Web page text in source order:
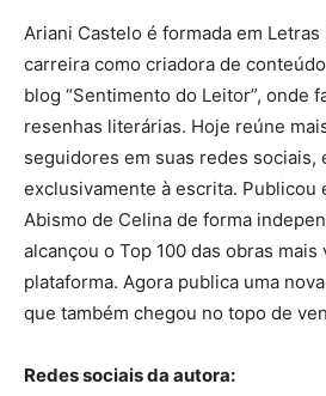
Ariani Castelo é formada em Letras
carreira como criadora de
blog “Sentimento do Leitor”, onde
resenhas literárias. Hoje reúne
seguidores em suas redes sociais,
exclusivamente à escrita. Publicou
Abismo de Celina de forma
alcançou o Top 100 das obras mais
plataforma. Agora publica uma
que também chegou no topo de
Redes sociais da autora: